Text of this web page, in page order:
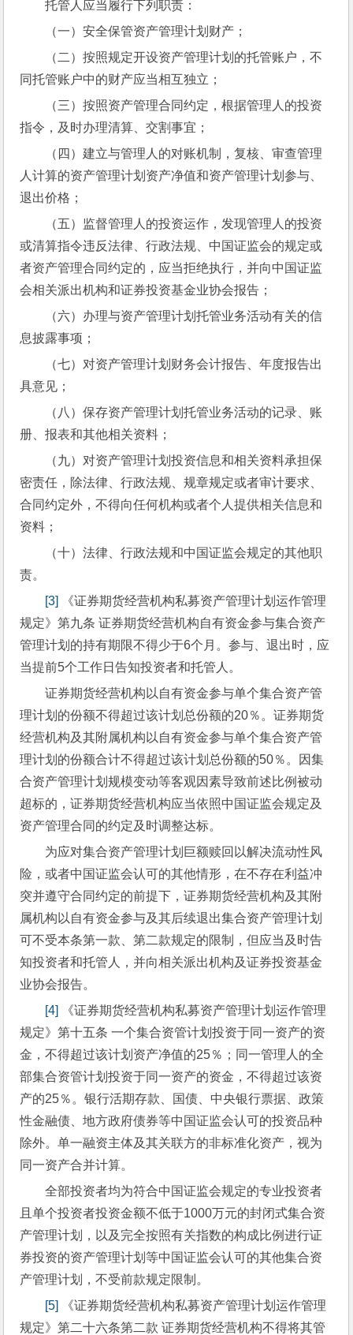
托管人应当履行下列职责：
（一）安全保管资产管理计划财产；
（二）按照规定开设资产管理计划的托管账户，不
同托管账户中的财产应当相互独立；
（三）按照资产管理合同约定，根据管理人的投资
指令，及时办理清算、交割事宜；
（四）建立与管理人的对账机制，复核、审查管理
人计算的资产管理计划资产净值和资产管理计划参与、
退出价格；
（五）监督管理人的投资运作，发现管理人的投资
或清算指令违反法律、行政法规、中国证监会的规定或
者资产管理合同约定的，应当拒绝执行，并向中国证监
会相关派出机构和证券投资基金业协会报告；
（六）办理与资产管理计划托管业务活动有关的信
息披露事项；
（七）对资产管理计划财务会计报告、年度报告出
具意见；
（八）保存资产管理计划托管业务活动的记录、账
册、报表和其他相关资料；
（九）对资产管理计划投资信息和相关资料承担保
密责任，除法律、行政法规、规章规定或者审计要求、
合同约定外，不得向任何机构或者个人提供相关信息和
资料；
（十）法律、行政法规和中国证监会规定的其他职
责。
[3]
《证券期货经营机构私募资产管理计划运作管理
规定》第九条 证券期货经营机构自有资金参与集合资产
管理计划的持有期限不得少于6个月。参与、退出时，应
当提前5个工作日告知投资者和托管人。
证券期货经营机构以自有资金参与单个集合资产管
理计划的份额不得超过该计划总份额的20％。证券期货
经营机构及其附属机构以自有资金参与单个集合资产管
理计划的份额合计不得超过该计划总份额的50％。因集
合资产管理计划规模变动等客观因素导致前述比例被动
超标的，证券期货经营机构应当依照中国证监会规定及
资产管理合同的约定及时调整达标。
为应对集合资产管理计划巨额赎回以解决流动性风
险，或者中国证监会认可的其他情形，在不存在利益冲
突并遵守合同约定的前提下，证券期货经营机构及其附
属机构以自有资金参与及其后续退出集合资产管理计划
可不受本条第一款、第二款规定的限制，但应当及时告
知投资者和托管人，并向相关派出机构及证券投资基金
业协会报告。
[4]
《证券期货经营机构私募资产管理计划运作管理
规定》第十五条 一个集合资管计划投资于同一资产的资
金，不得超过该计划资产净值的25％；同一管理人的全
部集合资管计划投资于同一资产的资金，不得超过该资
产的25％。银行活期存款、国债、中央银行票据、政策
性金融债、地方政府债券等中国证监会认可的投资品种
除外。单一融资主体及其关联方的非标准化资产，视为
同一资产合并计算。
全部投资者均为符合中国证监会规定的专业投资者
且单个投资者投资金额不低于1000万元的封闭式集合资
产管理计划，以及完全按照有关指数的构成比例进行证
券投资的资产管理计划等中国证监会认可的其他集合资
产管理计划，不受前款规定限制。
[5]
《证券期货经营机构私募资产管理计划运作管理
规定》第二十六条第二款 证券期货经营机构不得将其管